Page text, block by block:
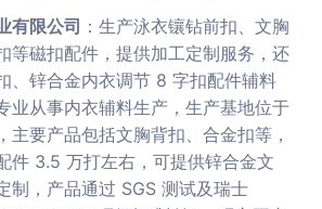
有限公司 ：生产泳衣镶钻前扣、文胸
等磁扣配件，提供加工定制服务，还
、锌合金内衣调节 8 字扣配件辅料
业从事内衣辅料生产，生产基地位于
主要产品包括文胸背扣、合金扣等，
件 3.5 万打左右，可提供锌合金文
制，产品通过 SGS 测试及瑞士